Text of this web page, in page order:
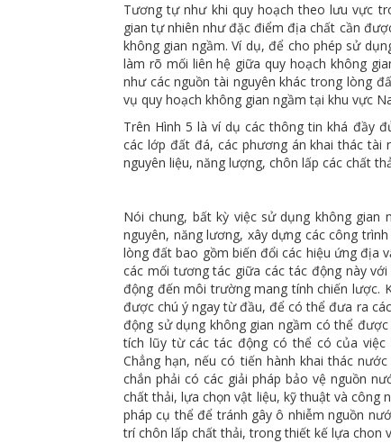
Tương tự như khi quy hoạch theo lưu vực
gian tự nhiên như đặc điểm địa chất cần
không gian ngầm. Ví dụ, để cho phép sử
làm rõ mối liên hệ giữa quy hoạch không
như các nguồn tài nguyên khác trong lòng
vụ quy hoạch không gian ngầm tại khu vực
Trên Hình 5 là ví dụ các thông tin khá đầy
các lớp đất đá, các phương án khai thác
nguyên liệu, năng lượng, chôn lấp các chất
Nói chung, bất kỳ việc sử dụng không
nguyên, năng lương, xây dựng các công
lòng đất bao gồm biến đổi các hiệu ứng địa
các mối tương tác giữa các tác động này
động đến môi trường mang tính chiến lược.
được chú ý ngay từ đầu, để có thể đưa ra
động sử dụng không gian ngầm có thể
tích lũy từ các tác động có thể có của
Chẳng hạn, nếu có tiến hành khai thác
chắn phải có các giải pháp bảo vệ nguồn
chất thải, lựa chọn vật liệu, kỹ thuật và công
pháp cụ thể để tránh gây ô nhiễm nguồn
trí chôn lấp chất thải, trong thiết kế lựa chon